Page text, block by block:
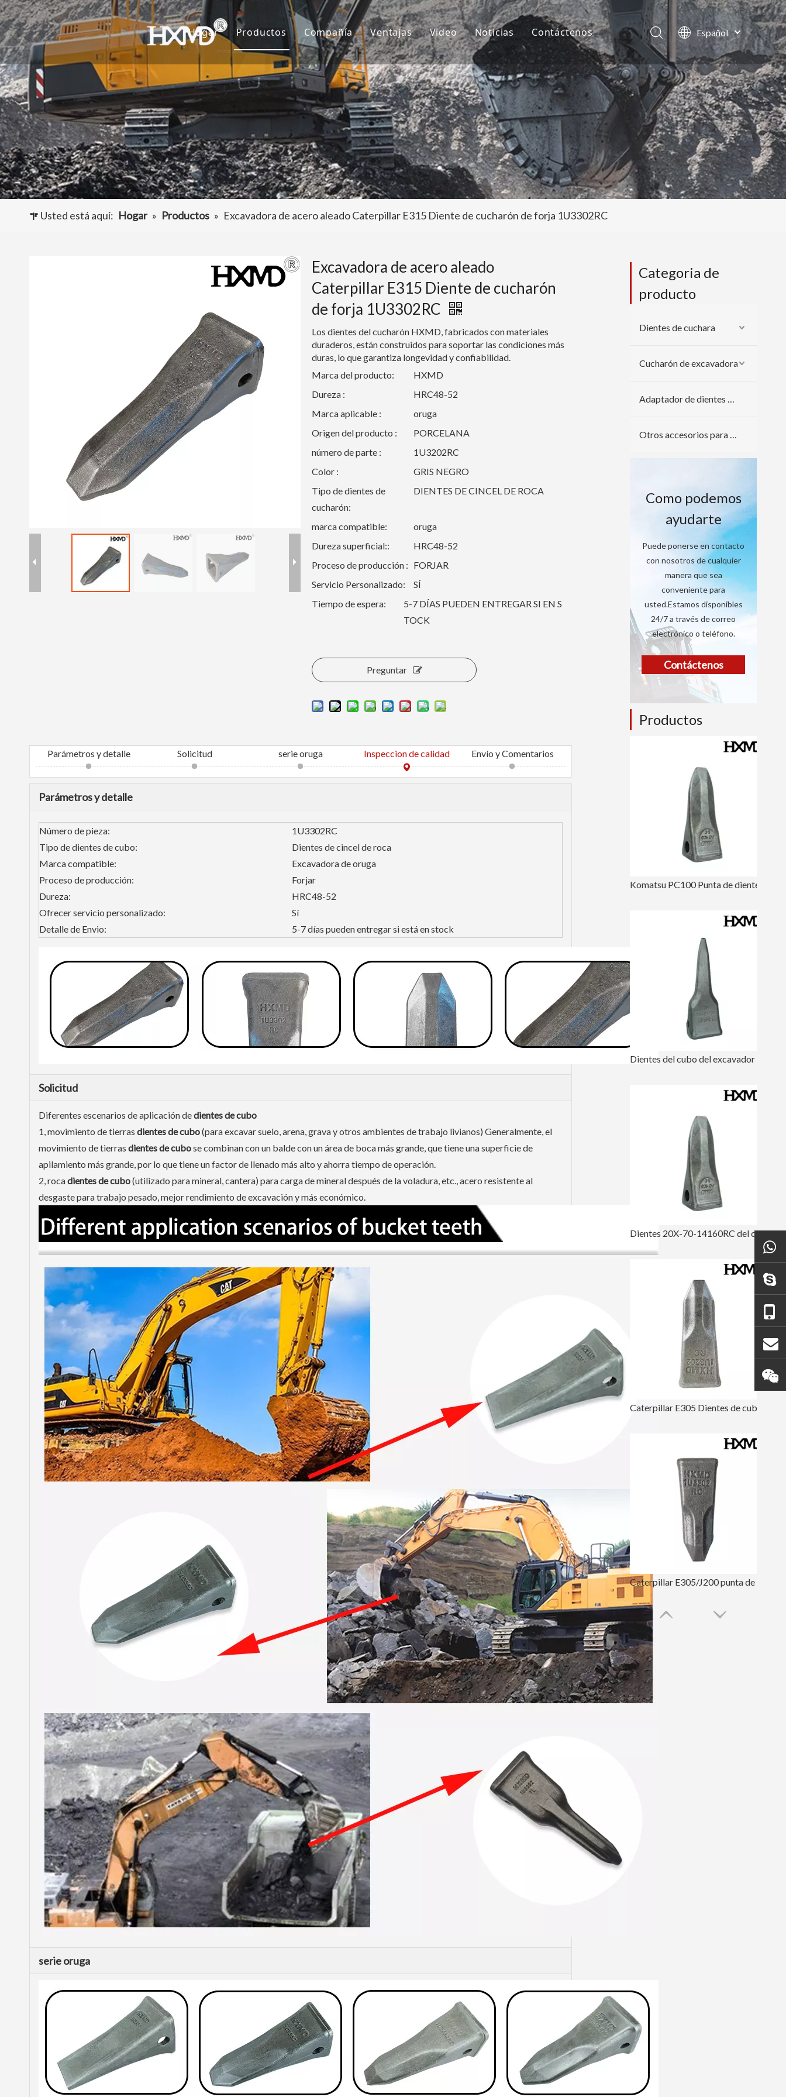
Hogar Productos
Dientes de cubo
Cubo de excavadora
Adaptador de dientes de cubo
Otros accesorios para excavadoras
Compañía
Sobre nosotros
Cultura
Preguntas más frecuentes
Ventajas
I+D
Producción
Servicio
Video Noticias
Noticias de la compañía
Proyectos
Contáctenos
Español
English
العربية
Français
Pусский
Português
Usted está aquí: Hogar » Productos » Excavadora de acero aleado Caterpillar E315 Diente de cucharón de forja 1U3302RC
Excavadora de acero aleado
Caterpillar E315 Diente de cucharón
de forja 1U3302RC
Los dientes del cucharón HXMD, fabricados con materiales
duraderos, están construidos para soportar las condiciones más
duras, lo que garantiza longevidad y confiabilidad.
Marca del producto:
HXMD
Dureza :
HRC48-52
Marca aplicable :
oruga
Origen del producto :
PORCELANA
número de parte :
1U3202RC
Color :
GRIS NEGRO
Tipo de dientes de
cucharón:
DIENTES DE CINCEL DE ROCA
marca compatible:
oruga
Dureza superficial::
HRC48-52
Proceso de producción : FORJAR
Servicio Personalizado:
SÍ
Tiempo de espera:
5-7 DÍAS PUEDEN ENTREGAR SI EN S
TOCK
Preguntar
Parámetros y detalle Solicitud serie oruga Inspeccion de calidad Envío y Comentarios
Parámetros y detalle
Número de pieza:
1U3302RC
Tipo de dientes de cubo:
Dientes de cincel de roca
Marca compatible:
Excavadora de oruga
Proceso de producción:
Forjar
Dureza:
HRC48-52
Ofrecer servicio personalizado:
Sí
Detalle de Envio:
5-7 días pueden entregar si está en stock
Solicitud
Diferentes escenarios de aplicación dedientes de cubo
1, movimiento de tierras dientes de cubo(para excavar suelo, arena, grava y otros ambientes de trabajo livianos) Generalmente, el
movimiento de tierras dientes de cubose combinan con un balde con un área de boca más grande, que tiene una superficie de
apilamiento más grande, por lo que tiene un factor de llenado más alto y ahorra tiempo de operación.
2, rocadientes de cubo(utilizado para mineral, cantera) para carga de mineral después de la voladura, etc., acero resistente al
desgaste para trabajo pesado, mejor rendimiento de excavación y más económico.
serie oruga
Categoria de
producto
Dientes de cuchara
Cucharón de excavadora
Adaptador de dientes de cuchara
Otros accesorios para excavadoras
Como podemos
ayudarte
Puede ponerse en contacto
con nosotros de cualquier
manera que sea
conveniente para
usted.Estamos disponibles
24/7 a través de correo
electrónico o teléfono.
Contáctenos
Productos
Dientes 20X-70-14160RC del cucharón de la oruga de perforación Komatsu PC100